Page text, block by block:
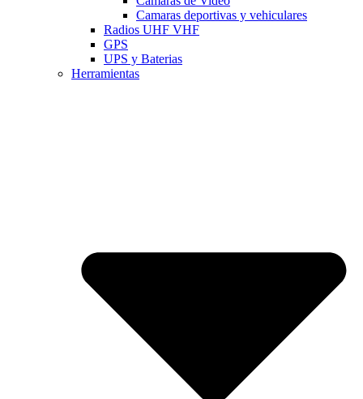
Camaras deportivas y vehiculares
Radios UHF VHF
GPS
UPS y Baterias
Herramientas